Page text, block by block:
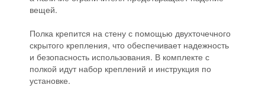
вещей.
Полка крепится на стену с помощью двухточечного
скрытого крепления, что обеспечивает надежность
и безопасность использования. В комплекте с
полкой идут набор креплений и инструкция по
установке.